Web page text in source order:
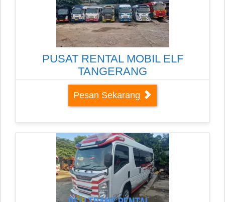
PUSAT RENTAL MOBIL ELF
TANGERANG
Pesan Sekarang